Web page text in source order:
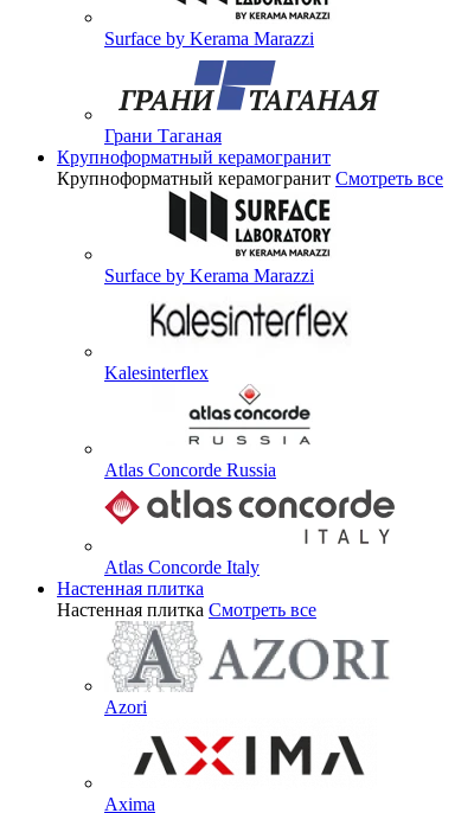
Surface by Kerama Marazzi
Грани Таганая
Крупноформатный керамогранит
Крупноформатный керамогранит Смотреть все
Surface by Kerama Marazzi
Kalesinterflex
Atlas Concorde Russia
Atlas Concorde Italy
Настенная плитка
Настенная плитка Смотреть все
Azori
Axima